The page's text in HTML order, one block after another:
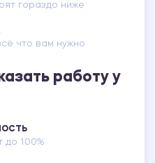
гораздо ниже
что вам нужно
работу у
до 100%